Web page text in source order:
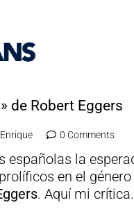
de Robert Eggers
Enrique 0 Comments
españolas la
en el
. Aquí mi crítica.